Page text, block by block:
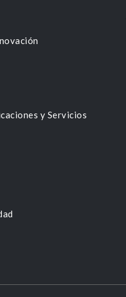
y Servicios